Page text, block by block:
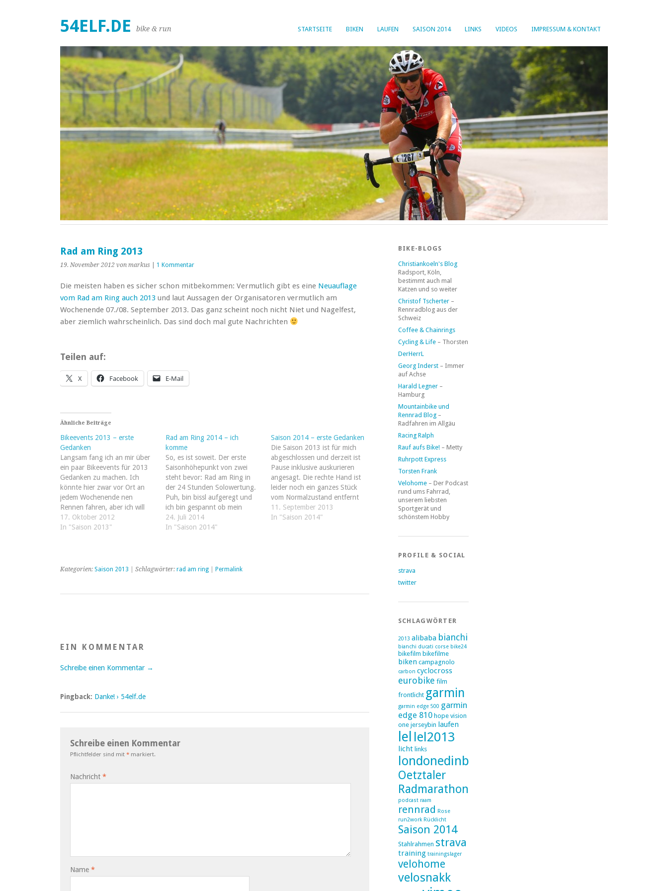
STARTSEITE BIKEN LAUFEN SAISON 2014 LINKS VIDEOS IMPRESSUM & KONTAKT
54ELF.DE bike & run
Rad am Ring 2013
19. November 2012 von markus 1 Kommentar
Die meisten haben es sicher schon mitbekommen: Vermutlich gibt es eine Neuauflage
vom Rad am Ring auch 2013 und laut Aussagen der Organisatoren vermutlich am
Wochenende 07./08. September 2013. Das ganz scheint noch nicht Niet und Nagelfest,
aber ziemlich wahrscheinlich. Das sind doch mal gute Nachrichten
Teilen auf:
X Facebook E-Mail
Ähnliche Beiträge
Bikeevents 2013 – erste
Gedanken
Langsam fang ich an mir über
ein paar Bikeevents für 2013
Gedanken zu machen. Ich
könnte hier zwar vor Ort an
jedem Wochenende nen
Rennen fahren, aber ich will
gern etwas rumreisen und das
muss etwas geplant werden.
17. Oktober 2012
In "Saison 2013"
Rad am Ring 2014 – ich
komme
So, es ist soweit. Der erste
Saisonhöhepunkt von zwei
steht bevor: Rad am Ring in
der 24 Stunden Solowertung.
Puh, bin bissl aufgeregt und
ich bin gespannt ob mein
Trainingsstand wirklich so
schlecht ist er auf mich wirkt.
24. Juli 2014
In "Saison 2014"
Saison 2014 – erste Gedanken
Die Saison 2013 ist für mich
abgeschlossen und derzeit ist
Pause inklusive auskurieren
angesagt. Die rechte Hand ist
leider noch ein ganzes Stück
vom Normalzustand entfernt
und der Ötztaler hat mich im
Heilungsprozess eher einen
11. September 2013
In "Saison 2014"
Kategorien: Saison 2013 | Schlagwörter: rad am ring Permalink
EIN KOMMENTAR
Schreibe einen Kommentar →
Pingback: Danke! › 54elf.de
Schreibe einen Kommentar
Pflichtfelder sind mit * markiert.
Nachricht *
Name *
BIKE-BLOGS
Christiankoeln's Blog
Radsport, Köln,
bestimmt auch mal
Katzen und so weiter
Christof Tscherter–
Rennradblog aus der
Schweiz
Coffee & Chainrings
Cycling & Life– Thorsten
DerHerrL
Georg Inderst– Immer
auf Achse
Harald Legner–
Hamburg
Mountainbike und
Rennrad Blog–
Radfahren im Allgäu
Racing Ralph
Rauf aufs Bike!– Metty
Ruhrpott Express
Torsten Frank
Velohome– Der Podcast
rund ums Fahrrad,
unserem liebsten
Sportgerät und
schönstem Hobby
PROFILE & SOCIAL
strava
twitter
SCHLAGWÖRTER
2013 alibaba bianchi
bianchi ducati corse bike24
bikefilm bikefilme
biken campagnolo
carbon cyclocross
eurobike film
frontlicht garmin
garmin edge 500 garmin
edge 810 hope vision
one jerseybin laufen
lel lel2013
licht links
londonedinburghlondon
Oetztaler
Radmarathon
podcast raam
rennrad Rose
run2work Rücklicht
Saison 2014
Stahlrahmen strava
training trainingslager
velohome
velosnakk